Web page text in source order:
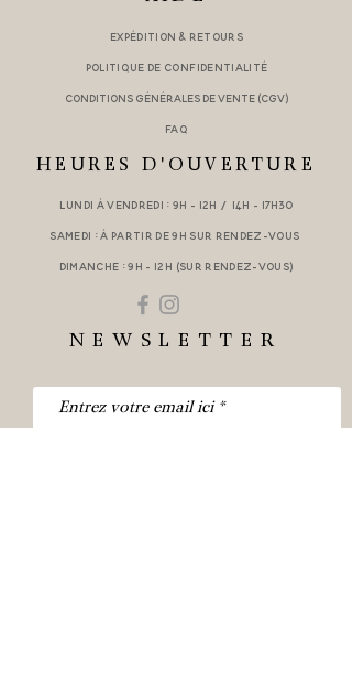
Expédition & retours
Politique de confidentialité
Conditions générales de vente (CGV)
FAQ
HEURES D'OUVERTURE
Lundi à Vendredi : 9h - 12h / 14h - 17h30
Samedi : à partir de 9h sur rendez-vous
Dimanche : 9h - 12h (sur rendez-vous)
NEWSLETTER